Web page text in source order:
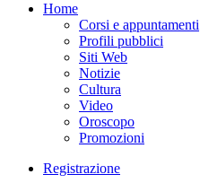
Home
Corsi e appuntamenti
Profili pubblici
Siti Web
Notizie
Cultura
Video
Oroscopo
Promozioni
Registrazione